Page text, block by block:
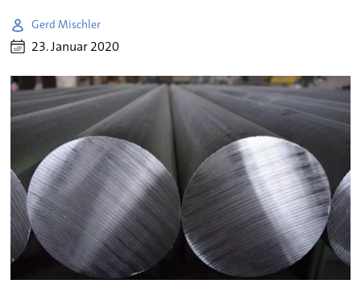
Gerd Mischler
23. Januar 2020